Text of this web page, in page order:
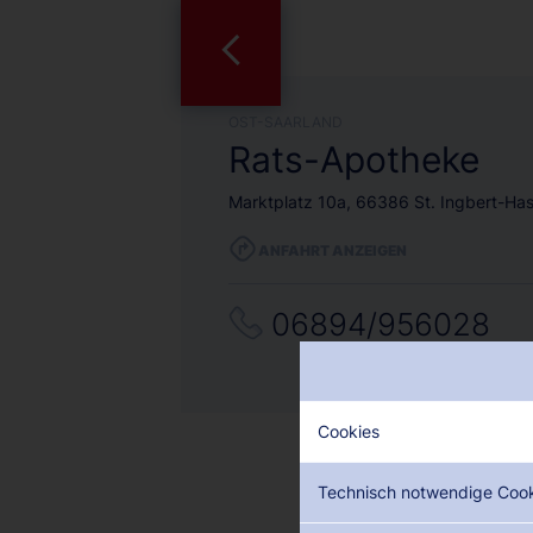
Rats-Apotheke
Marktplatz 10a, 66386 St. Ingbert-
06894/956028
Cookies
Technisch notwendige